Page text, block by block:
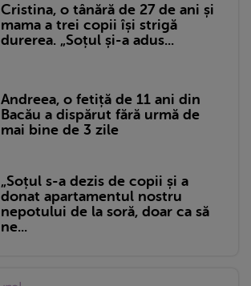
Cristina, o tânără de 27 de ani și
mama a trei copii își strigă
durerea. „Soțul și-a adus...
Andreea, o fetiță de 11 ani din
Bacău a dispărut fără urmă de
mai bine de 3 zile
„Soțul s-a dezis de copii și a
donat apartamentul nostru
nepotului de la soră, doar ca să
ne...